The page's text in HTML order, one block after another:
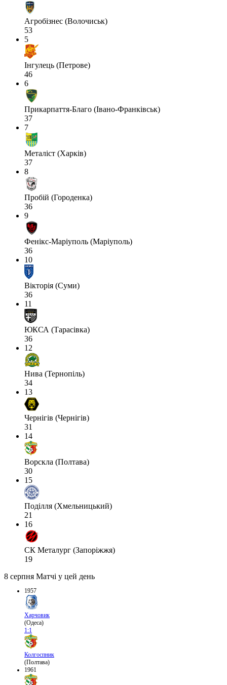
Агробізнес (Волочиськ)
53
5
Інгулець (Петрове)
46
6
Прикарпаття-Благо (Івано-Франківськ)
37
7
Металіст (Харків)
37
8
Пробій (Городенка)
36
9
Фенікс-Маріуполь (Маріуполь)
36
10
Вікторія (Суми)
36
11
ЮКСА (Тарасівка)
36
12
Нива (Тернопіль)
34
13
Чернігів (Чернігів)
31
14
Ворскла (Полтава)
30
15
Поділля (Хмельницький)
21
16
СК Металург (Запоріжжя)
19
8 серпня Матчі у цей день
1957
Харчовик
(Одеса)
1:1
Колгоспник
(Полтава)
1961